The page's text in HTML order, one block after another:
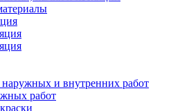
и внутренних работ
работ